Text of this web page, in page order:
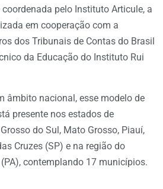
pelo Instituto Articule, a
em cooperação com a
dos Tribunais de Contas do Brasil
da Educação do Instituto Rui
âmbito nacional, esse modelo de
presente nos estados de
do Sul, Mato Grosso, Piauí,
Cruzes (SP) e na região do
contemplando 17 municípios.